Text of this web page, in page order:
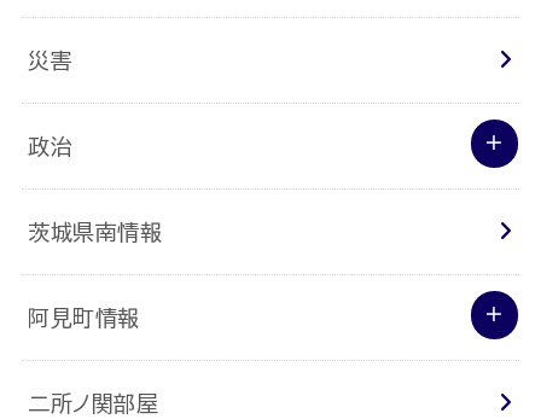
災害
政治
茨城県南情報
阿見町情報
二所ノ関部屋